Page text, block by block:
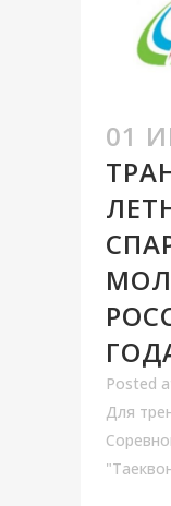
01
Posted
Для